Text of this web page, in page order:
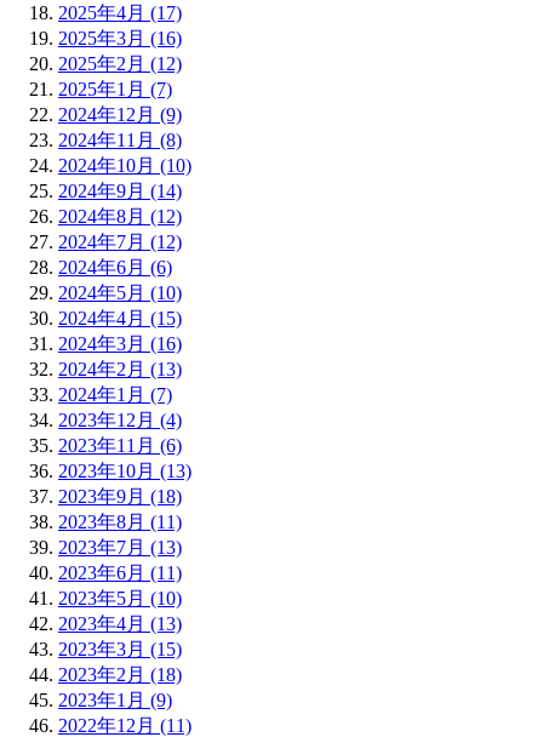
2025年4月 (17)
2025年3月 (16)
2025年2月 (12)
2025年1月 (7)
2024年12月 (9)
2024年11月 (8)
2024年10月 (10)
2024年9月 (14)
2024年8月 (12)
2024年7月 (12)
2024年6月 (6)
2024年5月 (10)
2024年4月 (15)
2024年3月 (16)
2024年2月 (13)
2024年1月 (7)
2023年12月 (4)
2023年11月 (6)
2023年10月 (13)
2023年9月 (18)
2023年8月 (11)
2023年7月 (13)
2023年6月 (11)
2023年5月 (10)
2023年4月 (13)
2023年3月 (15)
2023年2月 (18)
2023年1月 (9)
2022年12月 (11)